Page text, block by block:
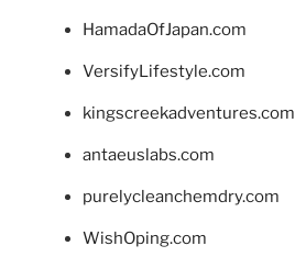
HamadaOfJapan.com
VersifyLifestyle.com
kingscreekadventures.com
antaeuslabs.com
purelycleanchemdry.com
WishOping.com